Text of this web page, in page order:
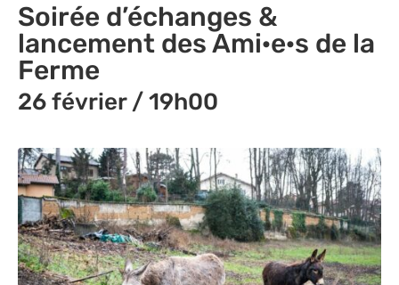
Soirée d’échanges &
lancement des Ami·e·s de la
Ferme
26 février / 19h00